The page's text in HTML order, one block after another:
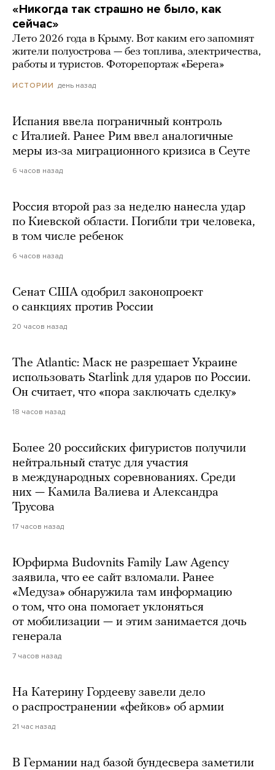
«Никогда так страшно не было, как
сейчас»
Лето 2026 года в Крыму. Вот каким его запомнят
жители полуострова — без топлива, электричества,
работы и туристов. Фоторепортаж «Берега»
ИСТОРИИ день назад
Испания ввела пограничный контроль
с Италией. Ранее Рим ввел аналогичные
меры из-за миграционного кризиса в Сеуте
6 часов назад
Россия второй раз за неделю нанесла удар
по Киевской области. Погибли три человека,
в том числе ребенок
6 часов назад
Сенат США одобрил законопроект
о санкциях против России
20 часов назад
The Atlantic: Маск не разрешает Украине
использовать Starlink для ударов по России.
Он считает, что «пора заключать сделку»
18 часов назад
Более 20 российских фигуристов получили
нейтральный статус для участия
в международных соревнованиях. Среди
них — Камила Валиева и Александра
Трусова
17 часов назад
Юрфирма Budovnits Family Law Agency
заявила, что ее сайт взломали. Ранее
«Медуза» обнаружила там информацию
о том, что она помогает уклоняться
от мобилизации — и этим занимается дочь
генерала
7 часов назад
На Катерину Гордееву завели дело
о распространении «фейков» об армии
21 час назад
В Германии над базой бундесвера заметили